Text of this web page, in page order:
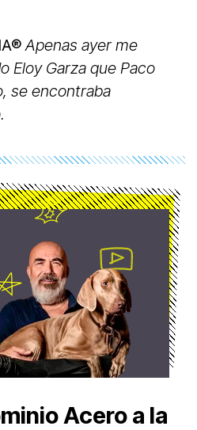
Apenas ayer me
Eloy Garza que Paco
se encontraba
Acero a la